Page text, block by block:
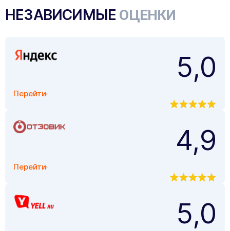
НЕЗАВИСИМЫЕ ОЦЕНКИ
Перейти
5,0
Перейти
4,9
5,0